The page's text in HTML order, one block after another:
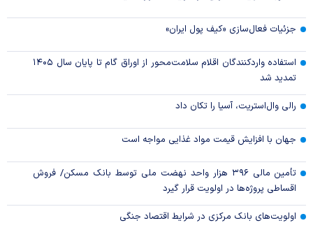
جزئیات فعال‌سازی «کیف پول ایران»
استفاده واردکنندگان اقلام سلامت‌محور از اوراق گام تا پایان سال ۱۴۰۵
تمدید شد
رالی وال‌استریت، آسیا را تکان داد
جهان با افزایش قیمت مواد غذایی مواجه است
تأمین مالی ۳۹۶ هزار واحد نهضت ملی توسط بانک مسکن/ فروش
اقساطی پروژه‌ها در اولویت قرار گیرد
اولویت‌های بانک مرکزی در شرایط اقتصاد جنگی